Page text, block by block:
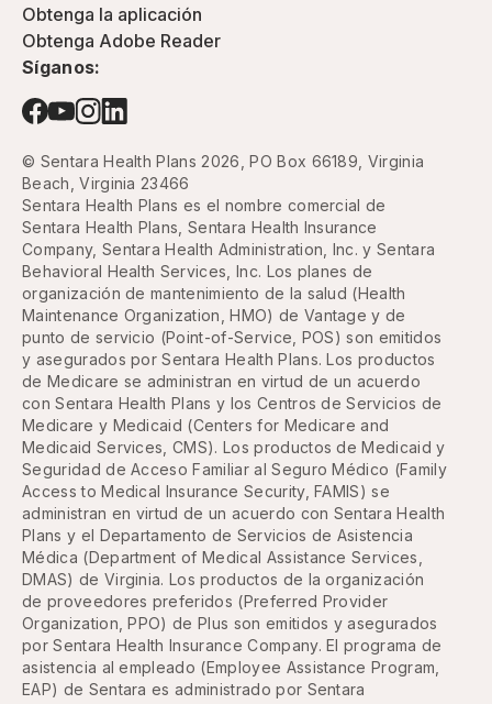
Obtenga la aplicación
Obtenga Adobe Reader
Síganos:
© Sentara Health Plans 2026, PO Box 66189, Virginia
Beach, Virginia 23466
Sentara Health Plans es el nombre comercial de
Sentara Health Plans, Sentara Health Insurance
Company, Sentara Health Administration, Inc. y Sentara
Behavioral Health Services, Inc. Los planes de
organización de mantenimiento de la salud (Health
Maintenance Organization, HMO) de Vantage y de
punto de servicio (Point-of-Service, POS) son emitidos
y asegurados por Sentara Health Plans. Los productos
de Medicare se administran en virtud de un acuerdo
con Sentara Health Plans y los Centros de Servicios de
Medicare y Medicaid (Centers for Medicare and
Medicaid Services, CMS). Los productos de Medicaid y
Seguridad de Acceso Familiar al Seguro Médico (Family
Access to Medical Insurance Security, FAMIS) se
administran en virtud de un acuerdo con Sentara Health
Plans y el Departamento de Servicios de Asistencia
Médica (Department of Medical Assistance Services,
DMAS) de Virginia. Los productos de la organización
de proveedores preferidos (Preferred Provider
Organization, PPO) de Plus son emitidos y asegurados
por Sentara Health Insurance Company. El programa de
asistencia al empleado (Employee Assistance Program,
EAP) de Sentara es administrado por Sentara